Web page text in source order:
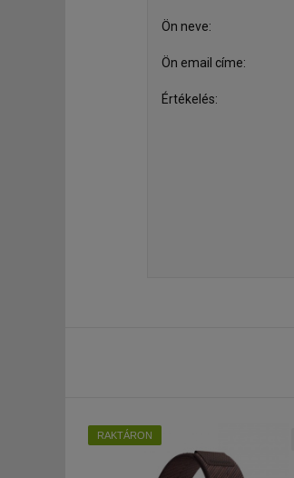
Ön neve:
Ön email címe:
Értékelés:
RAKTÁRON